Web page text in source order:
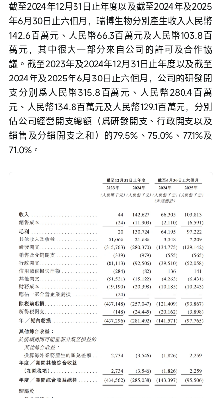
截至2024年12月31日止年度以及截至2024年及2025
年6月30日止六個月，瑞博生物分別產生收入人民幣
142.6百萬元、人民幣66.3百萬元及人民幣103.8百
萬元，其中很大一部分來自公司的許可及合作協
議。截至2023年及2024年12月31日止年度以及截至
2024年及2025年6月30日止六個月，公司的研發開
支分別爲人民幣315.8百萬元、人民幣280.4百萬
元、人民幣134.8百萬元及人民幣129.1百萬元，分別
佔公司經營開支總額（爲研發開支、行政開支以及
銷售及分銷開支之和）的79.5%、75.0%、77.1%及
71.0%。